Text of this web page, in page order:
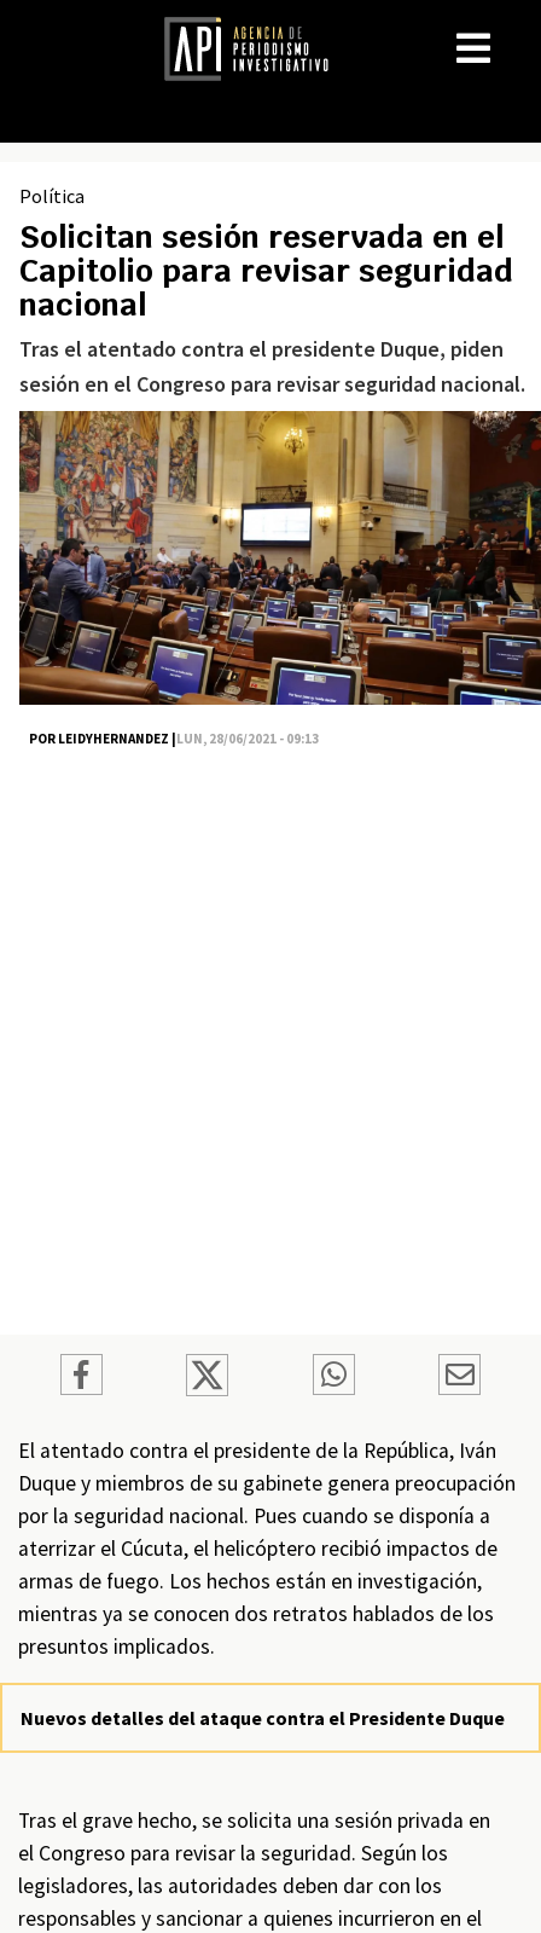
Política
Solicitan sesión reservada en el
Capitolio para revisar seguridad
nacional
Tras el atentado contra el presidente Duque, piden
sesión en el Congreso para revisar seguridad nacional.
POR LEIDYHERNANDEZ |LUN, 28/06/2021 - 09:13
El atentado contra el presidente de la República, Iván
Duque y miembros de su gabinete genera preocupación
por la seguridad nacional. Pues cuando se disponía a
aterrizar el Cúcuta, el helicóptero recibió impactos de
armas de fuego. Los hechos están en investigación,
mientras ya se conocen dos retratos hablados de los
presuntos implicados.
Nuevos detalles del ataque contra el Presidente Duque
Tras el grave hecho, se solicita una sesión privada en
el Congreso para revisar la seguridad. Según los
legisladores, las autoridades deben dar con los
responsables y sancionar a quienes incurrieron en el